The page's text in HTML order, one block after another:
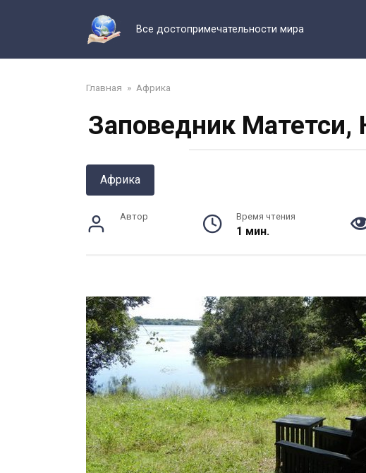
Все достопримечательности мира
Главная » Африка
Заповедник
Африка
Автор Время чтения
1 мин.